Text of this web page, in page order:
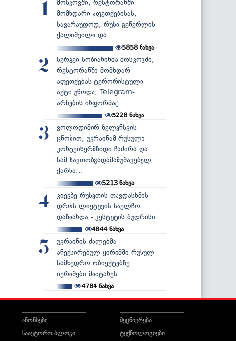
1
მოსკოვში, რესტორანში
მომხდარი აფეთქებისას,
სავარაუდოდ, რუსი გენერლის
ქალიშვილი და...
5858 ნახვა
2
სერგეი სობიანინმა მოსკოვში,
რესტორანში მომხდარ
აფეთქებას ტერორისტული
აქტი უწოდა, Telegram-
არხების ინფორმაც...
5228 ნახვა
3
ვოლოდიმირ ზელენსკის
ცნობით, უკრაინამ რუსული
კონტეინერმზიდი ჩაძირა და
სამ ნავთობგადამამუშავებელ
ქარხა...
5213ნახვა
4
კიევზე რუსეთის თავდასხმის
დროს ლიეტუვის საელჩო
დაზიანდა - კესტუტის ბუდრისი
4844ნახვა
5
უკრაინის ძალებმა
ანექსირებულ ყირიმში რუსულ
სამხედრო ობიექტებზე
იერიშები მიიტანეს...
4784ნახვა
ანონსები
საავტორო ბლოგი
მეცნიერება
ტექნოლოგიები